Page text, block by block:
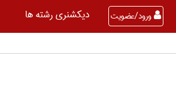
ورود/عضویت دیکشنری رشته ها